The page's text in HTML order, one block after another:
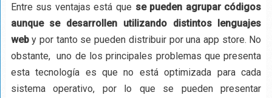
Entre sus ventajas está que se pueden agrupar códigos
aunque se desarrollen utilizando distintos lenguajes
weby por tanto se pueden distribuir por una app store. No
obstante, uno de los principales problemas que presenta
esta tecnología es que no está optimizada para cada
sistema operativo, por lo que se pueden presentar